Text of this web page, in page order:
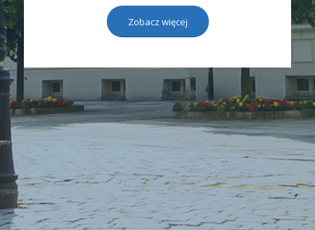
Zobacz więcej